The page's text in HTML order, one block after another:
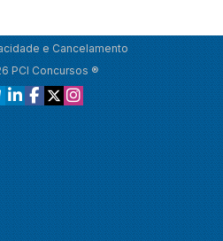
e Cancelamento
PCI Concursos ®